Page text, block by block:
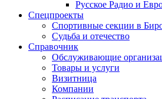
Русское Радио и
Спецпроекты
Спортивные секции в
Судьба и отечество
Справочник
Обслуживающие
Товары и услуги
Визитница
Компании